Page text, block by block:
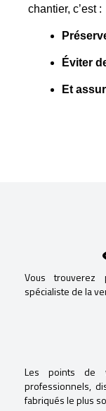
chantier, c’est :
Éviter
Et
Vous
spécialiste de la
Les points de
professionnels,
fabriqués le plus